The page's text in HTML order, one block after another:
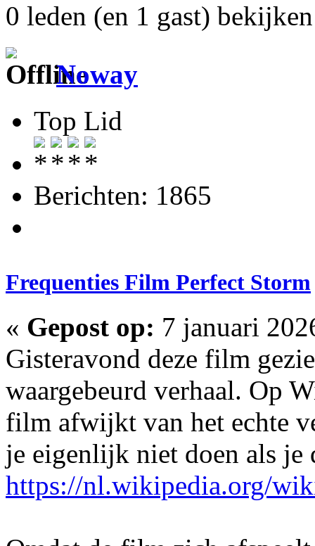
0 leden (en 1 gast)
Noway
Top Lid
Berichten: 1865
Frequenties Film Perfect Storm
« Gepost op: 7 januari
Gisteravond deze film
waargebeurd verhaal. Op
film afwijkt van het echte
je eigenlijk niet doen als
https://nl.wikipedia.org/